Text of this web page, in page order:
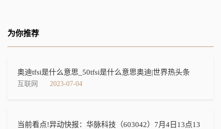
为你推荐
奥迪tfsi是什么意思_50tfsi是什么意思奥迪|世界热头条
互联网 2023-07-04
当前看点!异动快报：华脉科技（603042）7月4日13点13